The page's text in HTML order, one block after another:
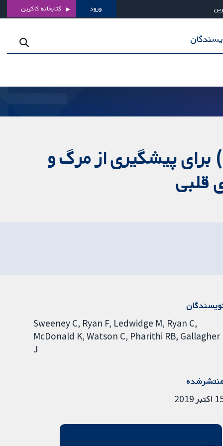
ورود کتابخانه کاکرین
درمان با هدایت پپتید ناتریورتیک (natriuretic peptide) برای پیشگیری از مرگ و
قلبی
Sweeney C Ryan F Ledwidge M Ryan C
McDonald K Watson C Pharithi RB Gallagher
J
2019